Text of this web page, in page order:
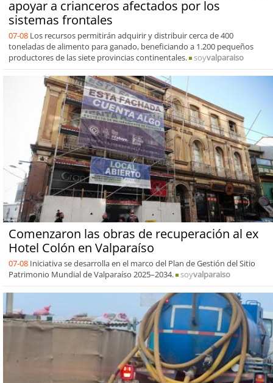
apoyar a crianceros afectados por los
sistemas frontales
07-08 Los recursos permitirán adquirir y distribuir cerca de 400
toneladas de alimento para ganado, beneficiando a 1.200 pequeños
productores de las siete provincias continentales.
soyvalparaiso
Comenzaron las obras de recuperación al ex
Hotel Colón en Valparaíso
07-08 Iniciativa se desarrolla en el marco del Plan de Gestión del Sitio
Patrimonio Mundial de Valparaíso 2025–2034.
soyvalparaiso